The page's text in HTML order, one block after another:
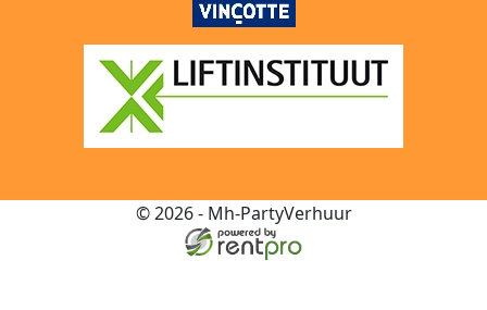
© 2026 - Mh-PartyVerhuur